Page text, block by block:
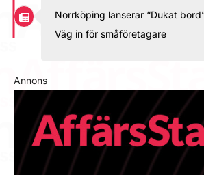
Norrköping lanserar “Dukat
Väg in för småföretagare
Annons